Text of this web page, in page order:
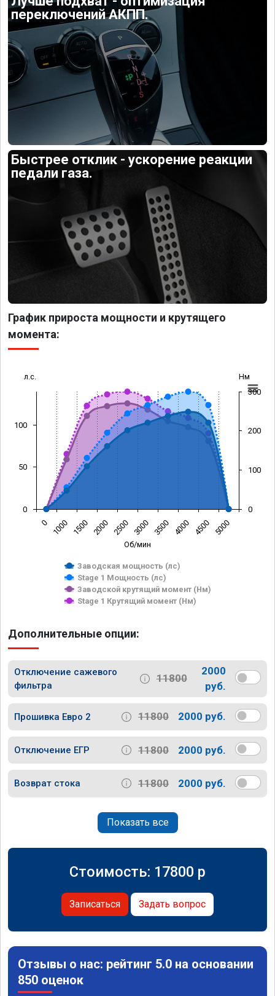
переключений АКПП.
Быстрее отклик - ускорение реакции
педали газа.
График прироста мощности и крутящего
момента:
Об/мин
л.с. Нм
Заводская мощность (лс)
Stage 1 Мощность (лс)
Заводской крутящий момент (Нм)
Stage 1 Крутящий момент (Нм)
0 1000 1500 2000 2500 3000 3500 4000 4500 5000
0
50
100
0
100
200
300
Дополнительные опции:
Отключение сажевого
фильтра
11800
2000
руб.
Прошивка Евро 2 11800 2000 руб.
Отключение ЕГР 11800 2000 руб.
Возврат стока 11800 2000 руб.
Показать все
Стоимость: 17800 p
Записаться Задать вопрос
Отзывы о нас: рейтинг 5.0 на основании
850 оценок